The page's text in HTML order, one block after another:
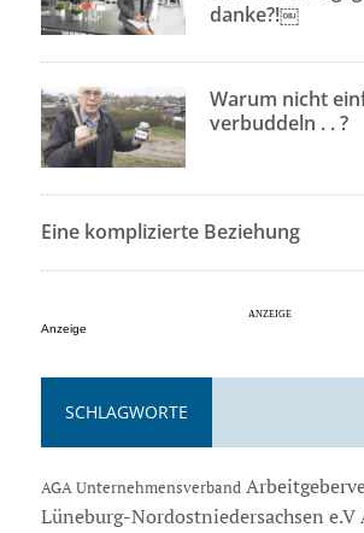
danke?!￼
Warum nicht
verbuddeln . . ?
Eine komplizierte Beziehung
Anzeige
SCHLAGWORTE
AGA Unternehmensverband
Lüneburg-Nordostniedersachsen e.V